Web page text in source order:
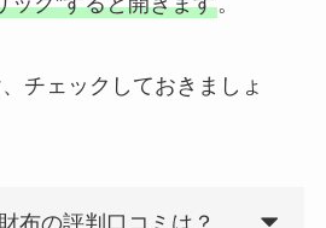
チェックしておきましょ
布の評判口コミは？